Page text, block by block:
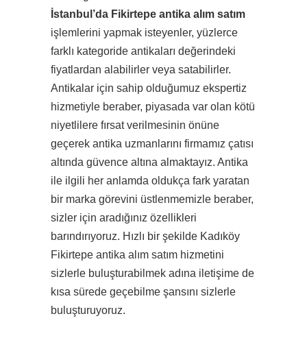
İstanbul’da Fikirtepe antika alım satım
işlemlerini yapmak isteyenler, yüzlerce
farklı kategoride antikaları değerindeki
fiyatlardan alabilirler veya satabilirler.
Antikalar için sahip olduğumuz ekspertiz
hizmetiyle beraber, piyasada var olan kötü
niyetlilere fırsat verilmesinin önüne
geçerek antika uzmanlarını firmamız çatısı
altında güvence altına almaktayız. Antika
ile ilgili her anlamda oldukça fark yaratan
bir marka görevini üstlenmemizle beraber,
sizler için aradığınız özellikleri
barındırıyoruz. Hızlı bir şekilde Kadıköy
Fikirtepe antika alım satım hizmetini
sizlerle buluşturabilmek adına iletişime de
kısa sürede geçebilme şansını sizlerle
buluşturuyoruz.